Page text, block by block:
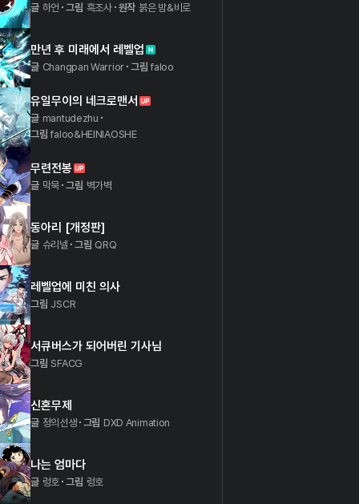
글 하언 그림 흑조사 원작 붉은 밤&비로
만년 후 미래에서 레벨업
글 Changpan Warrior 그림 faloo
유일무이의 네크로맨서
글 mantudezhu
그림 faloo&HEINIAOSHE
무련전봉
글 막묵 그림 벽가벽
동아리 [개정판]
글 슈리넬 그림 QRQ
레벨업에 미친 의사
그림 JSCR
서큐버스가 되어버린 기사님
그림 SFACG
신혼무제
글 정의선생 그림 DXD Animation
나는 엄마다
글 렁호 그림 렁호